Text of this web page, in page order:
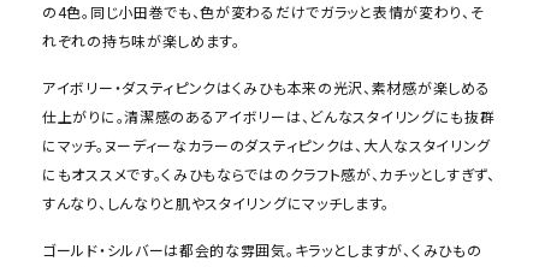
の4色。同じ小田巻でも、色が変わるだけでガラッと表情が変わり、そ
れぞれの持ち味が楽しめます。
アイボリー・ダスティピンクはくみひも本来の光沢、素材感が楽しめる
仕上がりに。清潔感のあるアイボリーは、どんなスタイリングにも抜群
にマッチ。ヌーディーなカラーのダスティピンクは、大人なスタイリング
にもオススメです。くみひもならではのクラフト感が、カチッとしすぎず、
すんなり、しんなりと肌やスタイリングにマッチします。
ゴールド・シルバーは都会的な雰囲気。キラッとしますが、くみひもの